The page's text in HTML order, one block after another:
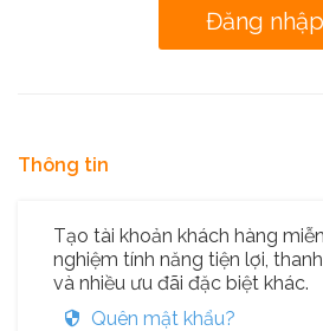
Thông tin
Tạo tài khoản khách hàng
nghiệm tính năng tiện lợi,
và nhiều ưu đãi đặc biệt khác.
Quên mật khẩu?